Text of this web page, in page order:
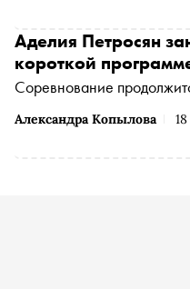
Александра Копылова
Аделия Петросян
короткой
Соревнование